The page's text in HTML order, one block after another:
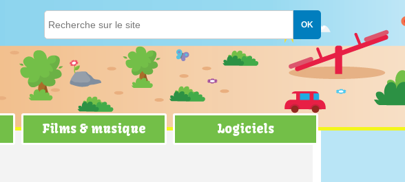
Films & musique Logiciels